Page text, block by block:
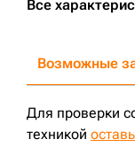
PC228USLC-3;
Все
Возможные
Для проверки
техникой